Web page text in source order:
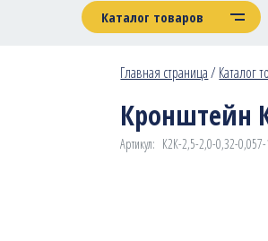
Каталог товаров
Главная страница/Каталог
Кронштейн
Артикул: К2К-2,5-2,0-0,32-